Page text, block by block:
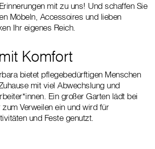
mit zu uns! Und schaffen Sie
Möbeln, Accessoires und lieben
Ihr eigenes Reich.
Komfort
bietet pflegebedürftigen Menschen
mit viel Abwechslung und
Ein großer Garten lädt bei
Verweilen ein und wird für
und Feste genutzt.